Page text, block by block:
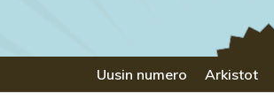
Uusin numero Arkistot